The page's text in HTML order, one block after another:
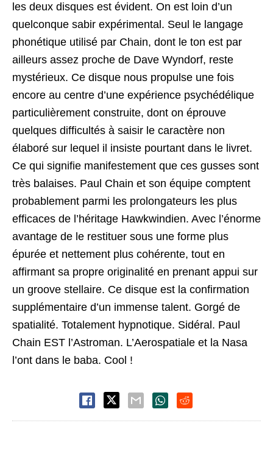
les deux disques est évident. On est loin d’un
quelconque sabir expérimental. Seul le langage
phonétique utilisé par Chain, dont le ton est par
ailleurs assez proche de Dave Wyndorf, reste
mystérieux. Ce disque nous propulse une fois
encore au centre d’une expérience psychédélique
particulièrement construite, dont on éprouve
quelques difficultés à saisir le caractère non
élaboré sur lequel il insiste pourtant dans le livret.
Ce qui signifie manifestement que ces gusses sont
très balaises. Paul Chain et son équipe comptent
probablement parmi les prolongateurs les plus
efficaces de l’héritage Hawkwindien. Avec l’énorme
avantage de le restituer sous une forme plus
épurée et nettement plus cohérente, tout en
affirmant sa propre originalité en prenant appui sur
un groove stellaire. Ce disque est la confirmation
supplémentaire d’un immense talent. Gorgé de
spatialité. Totalement hypnotique. Sidéral. Paul
Chain EST l’Astroman. L’Aerospatiale et la Nasa
l’ont dans le baba. Cool !